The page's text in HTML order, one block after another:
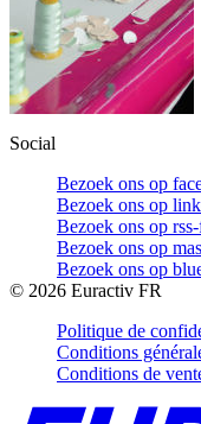
Social
Bezoek ons op
Bezoek ons op
Bezoek ons op
Bezoek ons op
Bezoek ons op
© 2026 Euractiv FR
Politique de
Conditions
Conditions de